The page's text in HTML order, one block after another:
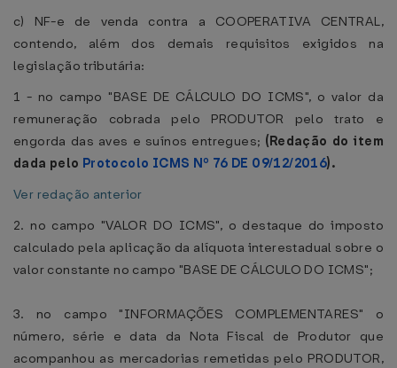
c) NF-e de venda contra a COOPERATIVA CENTRAL,
contendo, além dos demais requisitos exigidos na
legislação tributária:
1 - no campo "BASE DE CÁLCULO DO ICMS", o valor da
remuneração cobrada pelo PRODUTOR pelo trato e
engorda das aves e suínos entregues; (Redação do item
dada pelo Protocolo ICMS Nº 76 DE 09/12/2016).
Ver redação anterior
2. no campo "VALOR DO ICMS", o destaque do imposto
calculado pela aplicação da alíquota interestadual sobre o
valor constante no campo "BASE DE CÁLCULO DO ICMS";
3. no campo "INFORMAÇÕES COMPLEMENTARES" o
número, série e data da Nota Fiscal de Produtor que
acompanhou as mercadorias remetidas pelo PRODUTOR,